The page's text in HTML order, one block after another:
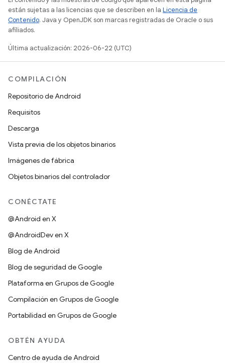
están sujetas a las licencias que se describen en la Licencia de
Contenido. Java y OpenJDK son marcas registradas de Oracle o sus
afiliados.
Última actualización: 2026-06-22 (UTC)
COMPILACIÓN
Repositorio de Android
Requisitos
Descarga
Vista previa de los objetos binarios
Imágenes de fábrica
Objetos binarios del controlador
CONÉCTATE
@Android en X
@AndroidDev en X
Blog de Android
Blog de seguridad de Google
Plataforma en Grupos de Google
Compilación en Grupos de Google
Portabilidad en Grupos de Google
OBTÉN AYUDA
Centro de ayuda de Android